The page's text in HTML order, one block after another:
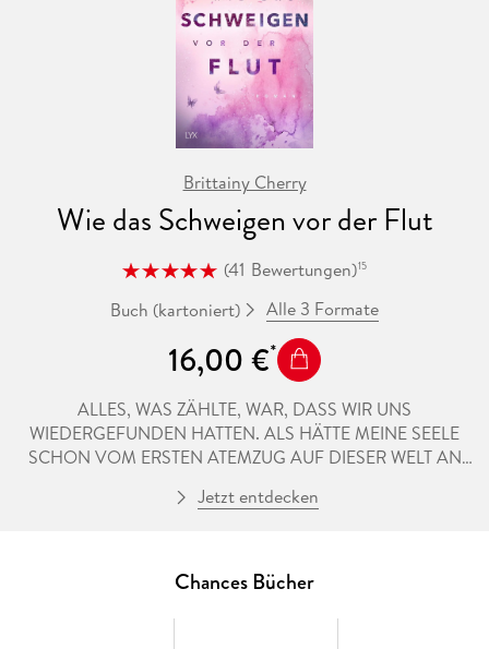
Brittainy Cherry
Wie das Schweigen vor der Flut
(41 Bewertungen)15
Buch (kartoniert) Alle 3 Formate
16,00 €
ALLES, WAS ZÄHLTE, WAR, DASS WIR UNS
WIEDERGEFUNDEN HATTEN. ALS HÄTTE MEINE SEELE
SCHON VOM ERSTEN ATEMZUG AUF DIESER WELT AN
Jahr fühlt sich Karla East, als hätte das Leben sie vergessen.
stiller Morgen auf dem Friedhof alles verändert. Dort
die sie je gesehen hat. Karlas Herz erkennt in Ashs Seele
Jetzt entdecken
Chances Bücher